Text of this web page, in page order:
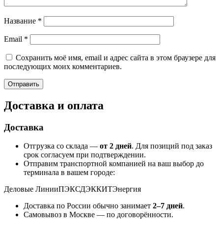
Название *
Email *
Сохранить моё имя, email и адрес сайта в этом браузере для
последующих моих комментариев.
Доставка и оплата
Доставка
Отгрузка со склада — от 2 дней. Для позиций под заказ
срок согласуем при подтверждении.
Отправим транспортной компанией на ваш выбор до
терминала в вашем городе:
Деловые ЛинииПЭКСДЭККИТЭнергия
Доставка по России обычно занимает 2–7 дней.
Самовывоз в Москве — по договорённости.